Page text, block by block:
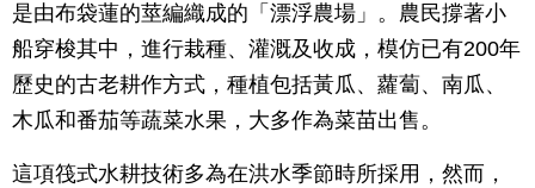
是由布袋蓮的莖編織成的「漂浮農場」。農民撐著小
船穿梭其中，進行栽種、灌溉及收成，模仿已有200年
歷史的古老耕作方式，種植包括黃瓜、蘿蔔、南瓜、
木瓜和番茄等蔬菜水果，大多作為菜苗出售。
這項筏式水耕技術多為在洪水季節時所採用，然而，